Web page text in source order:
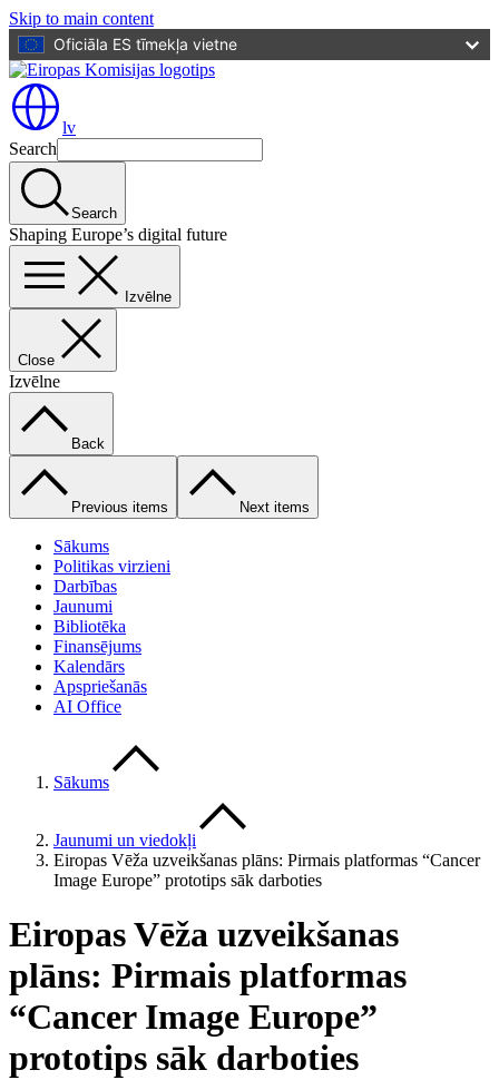
Skip to main content
Oficiāla ES tīmekļa vietne
lv
Search
Search
Shaping Europe’s digital future
Izvēlne
Close
Izvēlne
Back
Previous items Next items
Sākums
Politikas virzieni
Darbības
Jaunumi
Bibliotēka
Finansējums
Kalendārs
Apspriešanās
AI Office
Sākums
Jaunumi un viedokļi
Eiropas Vēža uzveikšanas plāns: Pirmais platformas “Cancer
Image Europe” prototips sāk darboties
Eiropas Vēža uzveikšanas
plāns: Pirmais platformas
“Cancer Image Europe”
prototips sāk darboties